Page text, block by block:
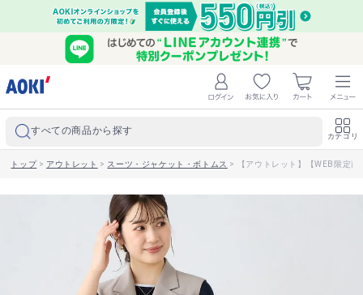
すべての商品から探す カテゴリ
トップ> アウトレット > スーツ・ジャケット・ボトムス > 【アウトレット】【WEB限定